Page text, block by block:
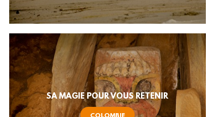
SA MAGIE POUR VOUS RETENIR